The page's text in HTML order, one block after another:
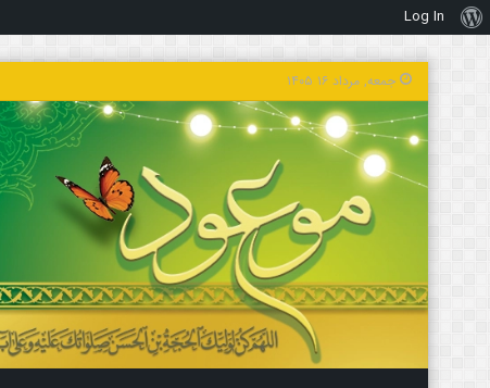
درباره
وردپرس
Log In
جمعه, مرداد ۱۶ ۱۴۰۵